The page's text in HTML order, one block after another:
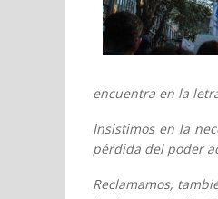
encuentra en la
Insistimos en la
pérdida del poder
Reclamamos,